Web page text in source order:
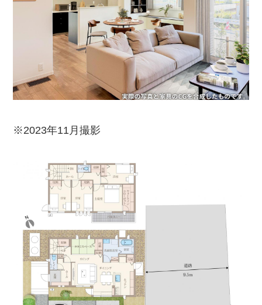
※2023年11月撮影